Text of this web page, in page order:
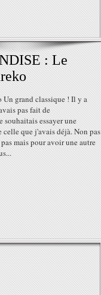
: Le
grand classique ! Il y a
pas fait de
essayer une
que j'avais déjà. Non pas
mais pour avoir une autre